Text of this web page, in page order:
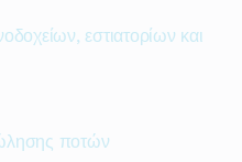
εστιατορίων και
ποτών